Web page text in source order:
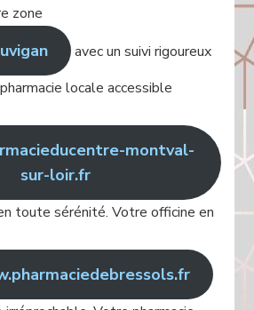
zone
avec un suivi rigoureux
locale accessible
montval-
sur-loir.fr
toute sérénité. Votre officine en